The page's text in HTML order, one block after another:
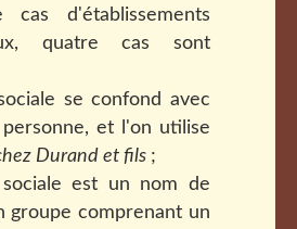
d'établissements
quatre cas sont
se confond avec
et l'on utilise
Durand et fils ;
est un nom de
groupe comprenant un